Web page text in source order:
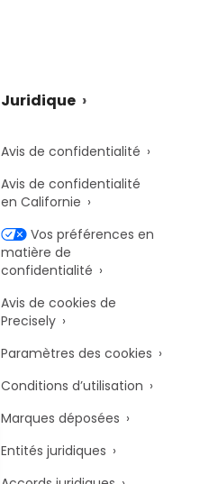
Juridique
Avis de confidentialité
Avis de confidentialité
en Californie
Vos préférences en
matière de
confidentialité
Avis de cookies de
Precisely
Paramètres des cookies
Conditions d’utilisation
Marques déposées
Entités juridiques